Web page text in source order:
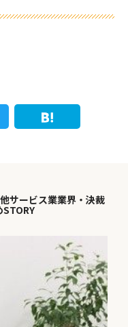
サービス業業界・決裁